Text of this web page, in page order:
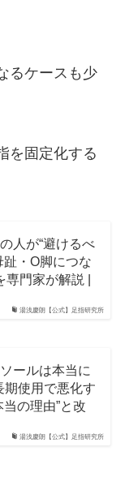
るケースも少
を固定化する
湯浅慶朗【公式】足指研究所
人が“避けるべ
趾・O脚につな
専門家が解説 |
湯浅慶朗【公式】足指研究所
ールは本当に
使用で悪化す
の理由”と改